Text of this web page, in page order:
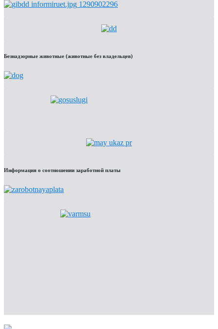
Безнадзорные животные (животные без владельцев)
Информация о соотношении заработной платы